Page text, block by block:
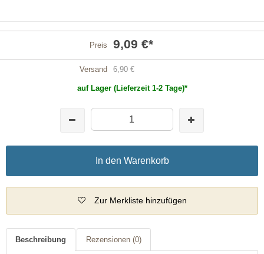
Preis 9,09 €*
Versand 6,90 €
auf Lager (Lieferzeit 1-2 Tage)*
In den Warenkorb
Zur Merkliste hinzufügen
Beschreibung Rezensionen (0)